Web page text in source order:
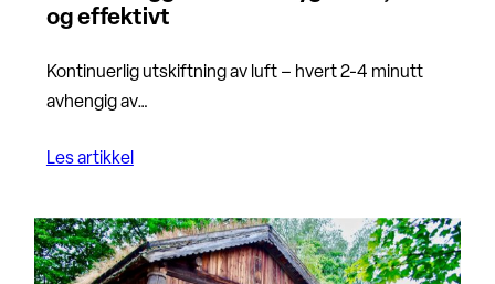
og effektivt
Kontinuerlig utskiftning av luft – hvert 2-4 minutt
avhengig av…
Les artikkel